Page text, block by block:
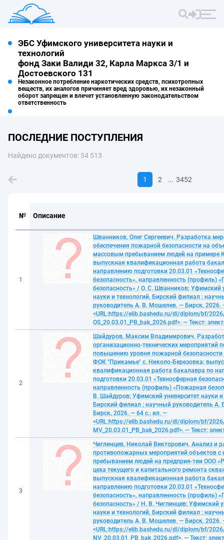
ЭБС Уфимского университета науки и
технологий
фонд Заки Валиди 32, Карла Маркса 3/1 и
Достоевского 131
Незаконное потребление наркотических средств, психотропных
веществ, их аналогов причиняет вред здоровью, их незаконный
оборот запрещен и влечет установленную законодательством
ответственность
ПОСЛЕДНИЕ ПОСТУПЛЕНИЯ
Найдено документов: 34 513
1 2 ... 3452
№ Описание
1
Шванников, Олег Сергеевич. Разработка
обеспечения пожарной безопасности на
массовым пребыванием людей на примере
выпускная квалификационная работа
направлению подготовки 20.03.01
безопасность», направленность (профиль)
безопасность» / О. С. Шванников; Уфимский
науки и технологий, Бирский филиал ;
руководитель А. В. Мошелев. — Бирск, 2026.
<URL:https://elib.bashedu.ru/dl/diplom/bf/
OS_20.03.01_PB_bak_2026.pdf>. — Текст:
2
Шайдуров, Максим Владимирович.
организационно-технических мероприятий
повышению уровня пожарной безопасности
ФОК "Прикамье" с. Николо-Березовка:
квалификационная работа бакалавра по
подготовки 20.03.01 «Техносферная
направленность (профиль) «Пожарная
В. Шайдуров; Уфимский университет науки и
Бирский филиал ; научный руководитель А.
Бирск, 2026. — 64 с.: ил. —
<URL:https://elib.bashedu.ru/dl/diplom/bf/
MV_20.03.01_РB_bak_2026.pdf>. — Текст:
3
Чиглинцев, Николай Викторович. Анализ и
противопожарных мероприятий объектов
пребыванием людей на предприя-тии ООО
цеха текущего и капитального ремонта
выпускная квалификационная работа
направлению подготовки 20.03.01
безопасность», направленность (профиль)
безопасность» / Н. В. Чиглинцев; Уфимский
науки и технологий, Бирский филиал ;
руководитель А. В. Мошелев. — Бирск, 2026.
<URL:https://elib.bashedu.ru/dl/diplom/bf/
NV_20.03.01_PB_bak_2026.pdf>. — Текст: